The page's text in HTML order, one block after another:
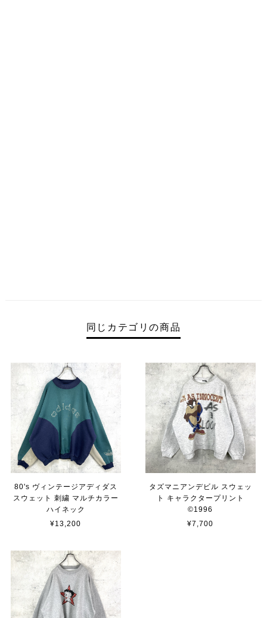
同じカテゴリの商品
80's ヴィンテージアディダス
スウェット 刺繍 マルチカラー
ハイネック
¥13,200
タズマニアンデビル スウェッ
ト キャラクタープリント
©︎1996
¥7,700